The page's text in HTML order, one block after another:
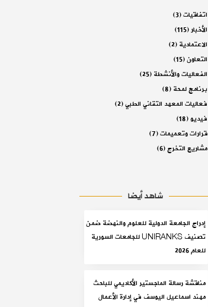
اتفاقيات(3)
الأخبار(115)
الاعتمادية(2)
التعاون(15)
الفعاليات والأنشطة(25)
برنامج لمحة(8)
فعاليات المعهد التقاني الطبي(2)
فيديو(18)
قرارات وتعميمات(7)
مشاريع التخرج(6)
شاهد أيضا
إدراج الجامعة الدولية للعلوم والنهضة ضمن
تصنيف UNIRANKS للجامعات السورية
للعام 2026
مناقشة رسالة الماجستير الأكاديمي للباحث
مهند اسماعيل اليوسف في إدارة الأعمال